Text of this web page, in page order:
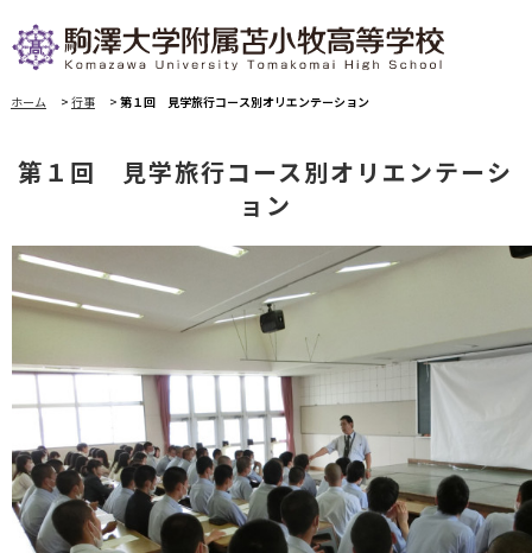
ホーム > 行事 > 第１回 見学旅行コース別オリエンテーション
第１回 見学旅行コース別オリエンテーシ
ョン